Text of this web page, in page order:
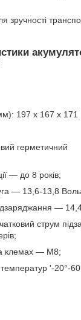
зручності
197 x 167 x 171
герметичний
— до 8 років;
— 13,6-13,8
—
струм
клемах — M8;
'-20°-